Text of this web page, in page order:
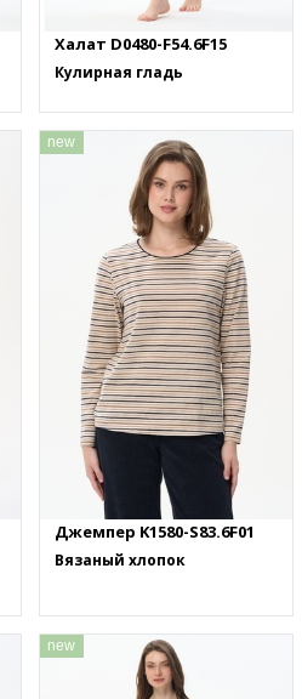
Халат D0480-F54.6F15
Кулирная гладь
new
Джемпер K1580-S83.6F01
Вязаный хлопок
new